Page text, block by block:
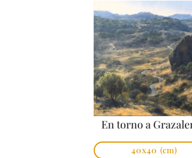
En torno a
40x40 (cm)